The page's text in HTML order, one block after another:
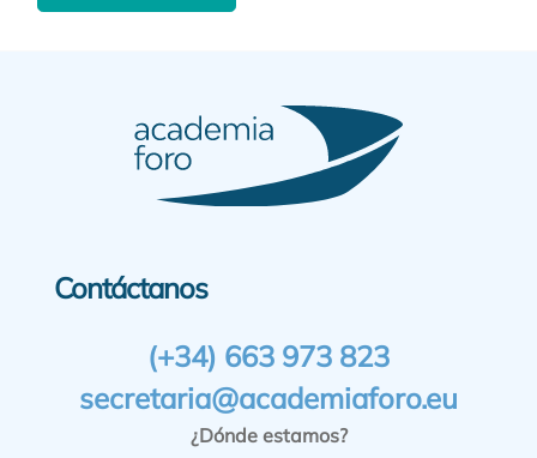
Contáctanos
(+34) 663 973 823
secretaria@academiaforo.eu
¿Dónde estamos?